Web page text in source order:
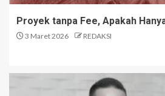
Proyek tanpa Fee, Apakah
3 Maret 2026 REDAKSI